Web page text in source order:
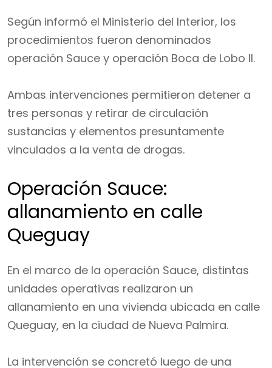
Según informó el Ministerio del Interior, los
procedimientos fueron denominados
operación Sauce y operación Boca de Lobo II.
Ambas intervenciones permitieron detener a
tres personas y retirar de circulación
sustancias y elementos presuntamente
vinculados a la venta de drogas.
Operación Sauce:
allanamiento en calle
Queguay
En el marco de la operación Sauce, distintas
unidades operativas realizaron un
allanamiento en una vivienda ubicada en calle
Queguay, en la ciudad de Nueva Palmira.
La intervención se concretó luego de una